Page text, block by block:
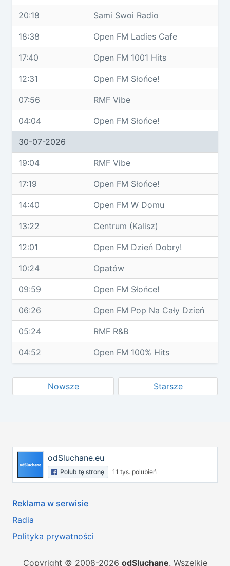
20:18 Sami Swoi Radio
18:38 Open FM Ladies Cafe
17:40 Open FM 1001 Hits
12:31 Open FM Słońce!
07:56 RMF Vibe
04:04 Open FM Słońce!
30-07-2026
19:04 RMF Vibe
17:19 Open FM Słońce!
14:40 Open FM W Domu
13:22 Centrum (Kalisz)
12:01 Open FM Dzień Dobry!
10:24 Opatów
09:59 Open FM Słońce!
06:26 Open FM Pop Na Cały Dzień
05:24 RMF R&B
04:52 Open FM 100% Hits
Nowsze Starsze
odSluchane.eu
Polub tę stronę 11 tys. polubień
Reklama w serwisie
Radia
Polityka prywatności
Copyright © 2008-2026 odSluchane. Wszelkie